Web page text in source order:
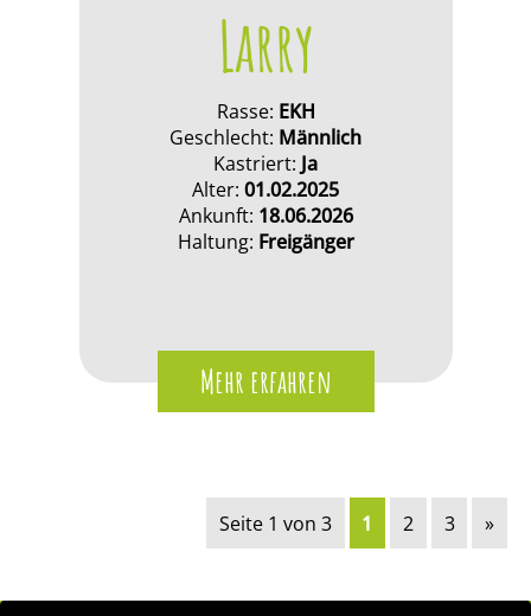
Larry
Rasse: EKH
Geschlecht: Männlich
Kastriert: Ja
Alter: 01.02.2025
Ankunft: 18.06.2026
Haltung: Freigänger
Mehr erfahren
Seite 1 von 3 1 2 3 »